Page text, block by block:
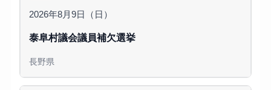
2026年8月9日（日）
泰阜村議会議員補欠選挙
長野県